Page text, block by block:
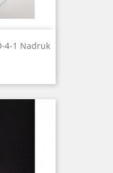
4-1 Nadruk